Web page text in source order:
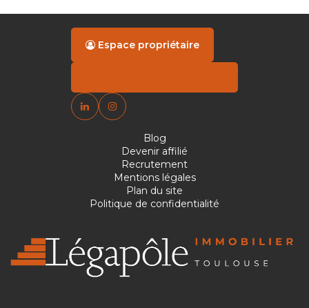
Espace propriétaire
Blog
Devenir affilié
Recrutement
Mentions légales
Plan du site
Politique de confidentialité